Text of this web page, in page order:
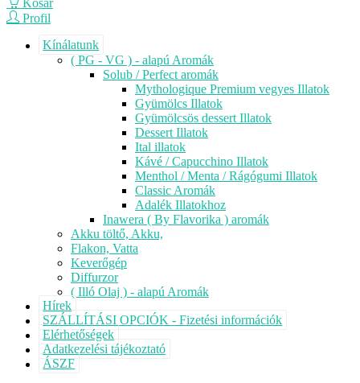
Profil
Kínálatunk
( PG - VG ) - alapú Aromák
Solub / Perfect aromák
Mythologique Premium vegyes Illatok
Gyümölcs Illatok
Gyümölcsös dessert Illatok
Dessert Illatok
Ital illatok
Kávé / Capucchino Illatok
Menthol / Menta / Rágógumi Illatok
Classic Aromák
Adalék Illatokhoz
Inawera ( By Flavorika ) aromák
Akku töltő, Akku,
Flakon, Vatta
Keverőgép
Diffurzor
( Illó Olaj ) - alapú Aromák
Hírek
SZÁLLÍTÁSI OPCIÓK - Fizetési információk
Elérhetőségek
Adatkezelési tájékoztató
ÁSZF